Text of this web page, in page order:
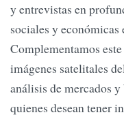
y entrevistas en
sociales y
Complementamos
imágenes satelitales
análisis de mercados
quienes desean tener